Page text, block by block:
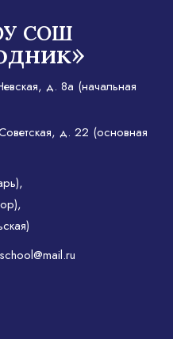
СОШ
д. 8а (начальная
д. 22 (основная
,
,